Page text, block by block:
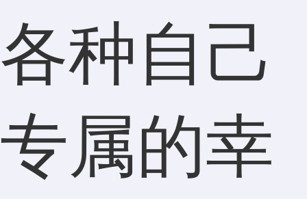
各种自己
专属的幸